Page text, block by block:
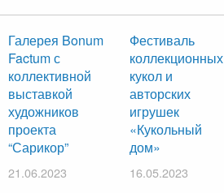
Галерея Bonum
Factum с
коллективной
выставкой
художников
проекта
“Сарикор”
21.06.2023
Фестиваль
коллекционных
кукол и
авторских
игрушек
«Кукольный
дом»
16.05.2023